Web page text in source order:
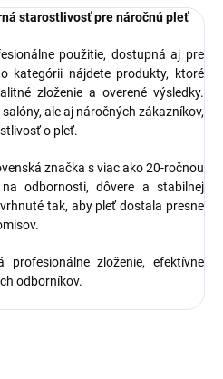
starostlivosť pre náročnú pleť
použitie, dostupná aj pre
kategórii nájdete produkty, ktoré
zloženie a overené výsledky.
ale aj náročných zákazníkov,
o pleť.
značka s viac ako 20-ročnou
odbornosti, dôvere a stabilnej
tak, aby pleť dostala presne
zloženie, efektívne
odborníkov.